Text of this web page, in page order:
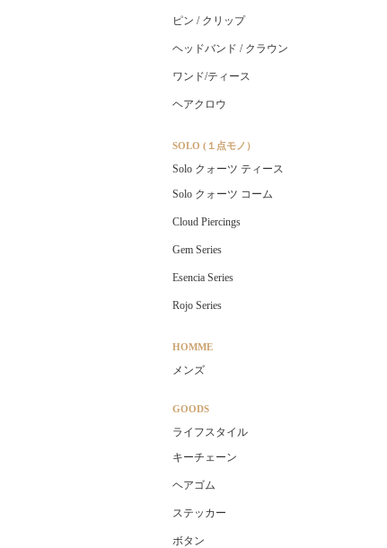
ピン / クリップ
ヘッドバンド / クラウン
ワンド/ティース
ヘアクロウ
SOLO (１点モノ）
Solo クォーツ ティース
Solo クォーツ コーム
Cloud Piercings
Gem Series
Esencia Series
Rojo Series
HOMME
メンズ
GOODS
ライフスタイル
キーチェーン
ヘアゴム
ステッカー
ボタン